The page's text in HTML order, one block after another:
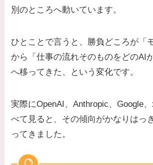
別のところへ動いています。
ひとことで言うと、勝負どころが「
から「仕事の流れそのものをどのAI
へ移ってきた、という変化です。
実際にOpenAI、Anthropic、Google
べて見ると、その傾向がかなりはっ
ってきました。